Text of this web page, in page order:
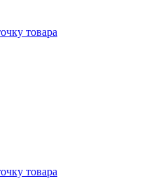
товара
товара